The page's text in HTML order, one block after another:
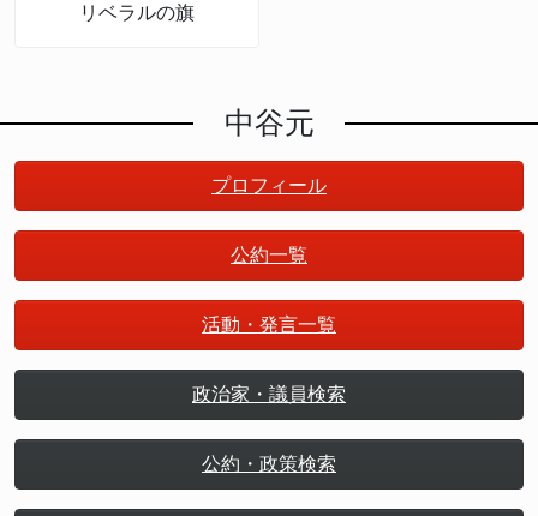
リベラルの旗
中谷元
プロフィール
公約一覧
活動・発言一覧
政治家・議員検索
公約・政策検索